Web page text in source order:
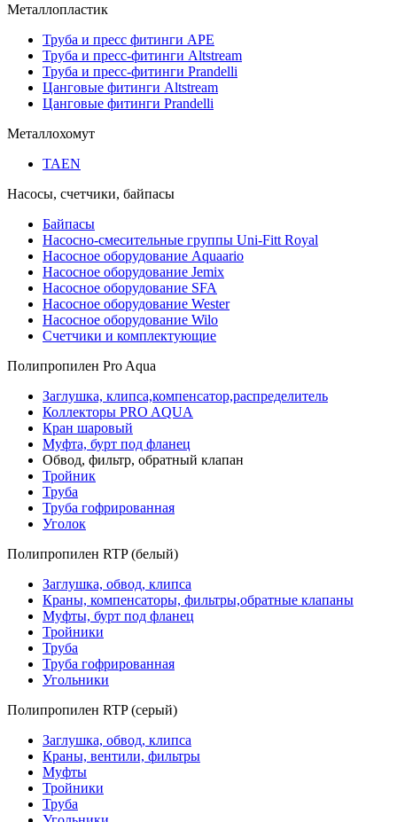
Металлопластик
Труба и пресс фитинги APE
Труба и пресс-фитинги Altstream
Труба и пресс-фитинги Prandelli
Цанговые фитинги Altstream
Цанговые фитинги Prandelli
Металлохомут
TAEN
Насосы, счетчики, байпасы
Байпасы
Насосно-смесительные группы Uni-Fitt Royal
Насосное оборудование Aquaario
Насосное оборудование Jemix
Насосное оборудование SFA
Насосное оборудование Wester
Насосное оборудование Wilo
Счетчики и комплектующие
Полипропилен Pro Aqua
Заглушка, клипса,компенсатор,распределитель
Коллекторы PRO AQUA
Кран шаровый
Муфта, бурт под фланец
Обвод, фильтр, обратный клапан
Тройник
Труба
Труба гофрированная
Уголок
Полипропилен RTP (белый)
Заглушка, обвод, клипса
Краны, компенсаторы, фильтры,обратные клапаны
Муфты, бурт под фланец
Тройники
Труба
Труба гофрированная
Угольники
Полипропилен RTP (серый)
Заглушка, обвод, клипса
Краны, вентили, фильтры
Муфты
Тройники
Труба